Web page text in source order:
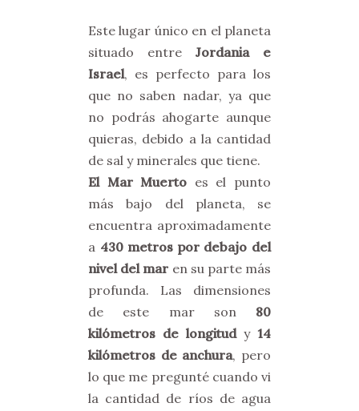
Este lugar único en el planeta
situado entre Jordania e
Israel, es perfecto para los
que no saben nadar, ya que
no podrás ahogarte aunque
quieras, debido a la cantidad
de sal y minerales que tiene.
El Mar Muerto es el punto
más bajo del planeta, se
encuentra aproximadamente
a 430 metros por debajo del
nivel del mar en su parte más
profunda. Las dimensiones
de este mar son 80
kilómetros de longitudy 14
kilómetros de anchura, pero
lo que me pregunté cuando vi
la cantidad de ríos de agua